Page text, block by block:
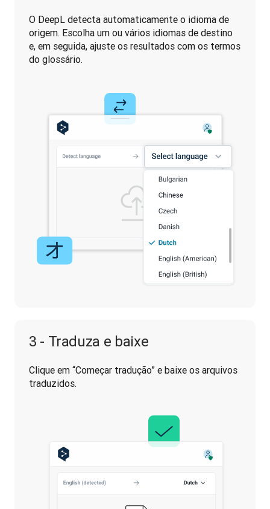
O DeepL detecta automaticamente o idioma de
origem. Escolha um ou vários idiomas de destino
e, em seguida, ajuste os resultados com os termos
do glossário.
3 - Traduza e baixe
Clique em “Começar tradução” e baixe os arquivos
traduzidos.